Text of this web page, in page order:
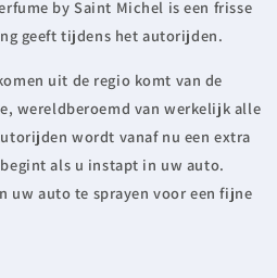
by Saint Michel is een frisse
geeft tijdens het autorijden.
uit de regio komt van de
wereldberoemd van werkelijk alle
wordt vanaf nu een extra
als u instapt in uw auto.
uw auto te sprayen voor een fijne